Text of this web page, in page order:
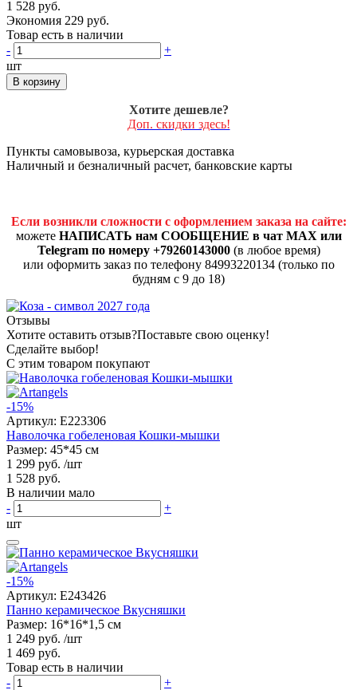
1 528 руб.
Экономия 229 руб.
Товар есть в наличии
-
+
шт
В корзину
Хотите дешевле?
Доп. скидки здесь!
Пункты самовывоза, курьерская доставка
Наличный и безналичный расчет, банковские карты
Если возникли сложности с оформлением заказа на сайте:
можете НАПИСАТЬ нам СООБЩЕНИЕ в чат MAX или
Telegram по номеру +79260143000(в любое время)
или оформить заказ по телефону 84993220134 (только по
будням с 9 до 18)
Отзывы
Хотите оставить отзыв?Поставьте свою оценку!
Сделайте выбор!
С этим товаром покупают
-15%
Артикул: E223306
Наволочка гобеленовая Кошки-мышки
Размер: 45*45 см
1 299 руб. /шт
1 528 руб.
В наличии мало
-
+
шт
-15%
Артикул: E243426
Панно керамическое Вкусняшки
Размер: 16*16*1,5 см
1 249 руб. /шт
1 469 руб.
Товар есть в наличии
-
+